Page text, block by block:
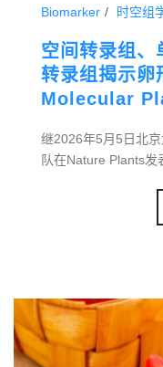
Biomarker 时空组
空间转录组、
转录组揭示卵
Molecular
继2026年5月5日北
队在Nature Plants